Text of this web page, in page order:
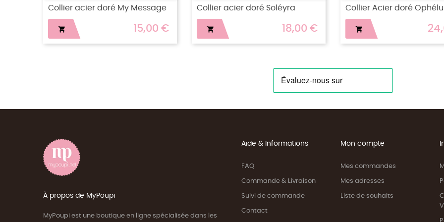
Collier Acier doré Célya
 22,00 €
Collier acier doré Sélya
 15,00 €
Collier Acier Noélie

À propos de MyPoupi
MyPoupi est une boutique en ligne spécialisée dans les
Aide & Informations
FAQ
Commande & Livraison
Suivi de commande
Contact
Mon compte
Mes commandes
Mes adresses
Liste de souhaits